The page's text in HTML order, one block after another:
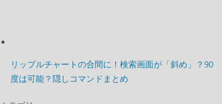
リップルチャートの合間に！検索画面が「斜め」？90
度は可能？隠しコマンドまとめ